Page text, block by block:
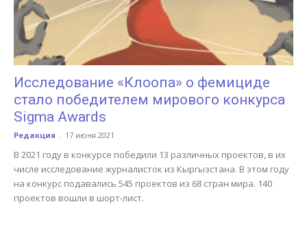
Кыргызстана
Исследование «Клоопа» о фемициде
стало победителем мирового конкурса
Sigma Awards
Редакция - 17 июня 2021
В 2021 году в конкурсе победили 13 различных проектов, в их
числе исследование журналисток из Кыргызстана. В этом году
на конкурс подавались 545 проектов из 68 стран мира. 140
проектов вошли в шорт-лист.